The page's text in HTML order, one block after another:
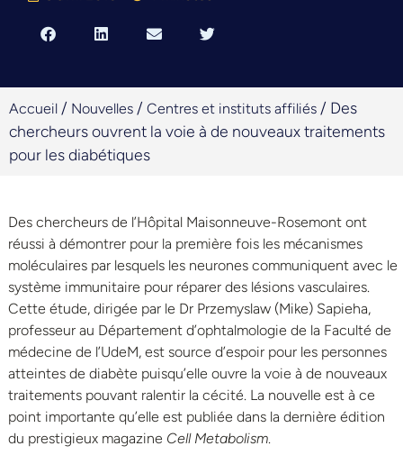
Accueil / Nouvelles / Centres et instituts affiliés / Des
chercheurs ouvrent la voie à de nouveaux traitements
pour les diabétiques
Des chercheurs de l’Hôpital Maisonneuve-Rosemont ont
réussi à démontrer pour la première fois les mécanismes
moléculaires par lesquels les neurones communiquent avec le
système immunitaire pour réparer des lésions vasculaires.
Cette étude, dirigée par le Dr Przemyslaw (Mike) Sapieha,
professeur au Département d’ophtalmologie de la Faculté de
médecine de l’UdeM, est source d’espoir pour les personnes
atteintes de diabète puisqu’elle ouvre la voie à de nouveaux
traitements pouvant ralentir la cécité. La nouvelle est à ce
point importante qu’elle est publiée dans la dernière édition
du prestigieux magazine Cell Metabolism.